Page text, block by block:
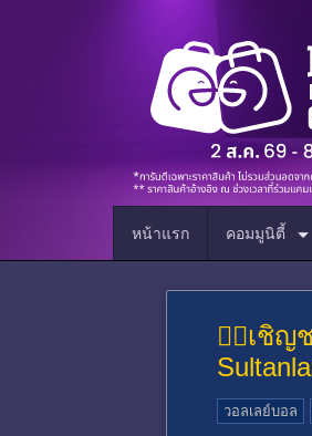
หน้าแรก คอมมูนิตี้
🤹‍♀️เชิญ
วอลเลย์บอล